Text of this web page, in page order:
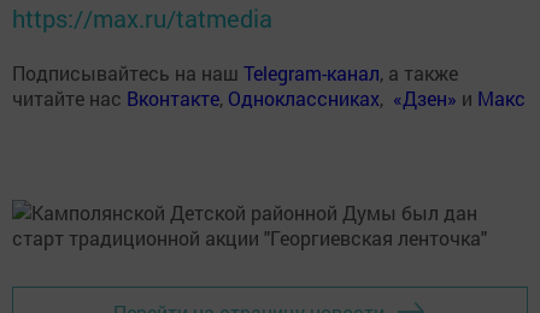
https://max.ru/tatmedia
Подписывайтесь на наш Telegram-канал, а также
читайте нас Вконтакте, Одноклассниках, «Дзен» и Макс